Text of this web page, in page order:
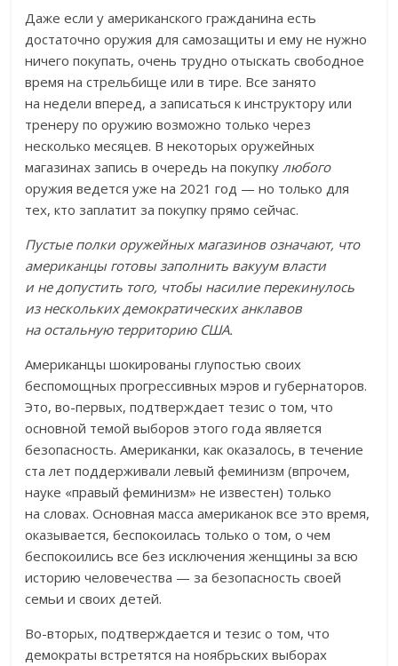
Даже если у американского гражданина есть
достаточно оружия для самозащиты и ему не нужно
ничего покупать, очень трудно отыскать свободное
время на стрельбище или в тире. Все занято
на недели вперед, а записаться к инструктору или
тренеру по оружию возможно только через
несколько месяцев. В некоторых оружейных
магазинах запись в очередь на покупкулюбого
оружия ведется уже на 2021 год — но только для
тех, кто заплатит за покупку прямо сейчас.
Пустые полки оружейных магазинов означают, что
американцы готовы заполнить вакуум власти
и не допустить того, чтобы насилие перекинулось
из нескольких демократических анклавов
на остальную территорию США.
Американцы шокированы глупостью своих
беспомощных прогрессивных мэров и губернаторов.
Это, во-первых, подтверждает тезис о том, что
основной темой выборов этого года является
безопасность. Американки, как оказалось, в течение
ста лет поддерживали левый феминизм (впрочем,
науке «правый феминизм» не известен) только
на словах. Основная масса американок все это время,
оказывается, беспокоилась только о том, о чем
беспокоились все без исключения женщины за всю
историю человечества — за безопасность своей
семьи и своих детей.
Во-вторых, подтверждается и тезис о том, что
демократы встретятся на ноябрьских выборах